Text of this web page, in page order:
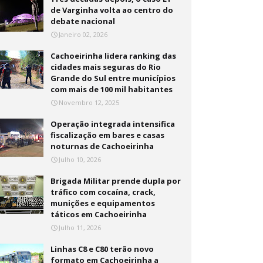
de Varginha volta ao centro do
debate nacional
Janeiro 02, 2026
Cachoeirinha lidera ranking das
cidades mais seguras do Rio
Grande do Sul entre municípios
com mais de 100 mil habitantes
Novembro 12, 2025
Operação integrada intensifica
fiscalização em bares e casas
noturnas de Cachoeirinha
Julho 10, 2026
Brigada Militar prende dupla por
tráfico com cocaína, crack,
munições e equipamentos
táticos em Cachoeirinha
Julho 11, 2026
Linhas C8 e C80 terão novo
formato em Cachoeirinha a